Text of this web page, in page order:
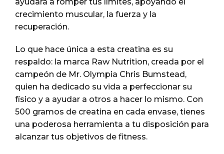
crecimiento muscular, la fuerza y la
recuperación.
Lo que hace única a esta creatina es su
respaldo: la marca Raw Nutrition, creada por el
campeón de Mr. Olympia Chris Bumstead,
quien ha dedicado su vida a perfeccionar su
físico y a ayudar a otros a hacer lo mismo. Con
500 gramos de creatina en cada envase, tienes
una poderosa herramienta a tu disposición para
alcanzar tus objetivos de fitness.